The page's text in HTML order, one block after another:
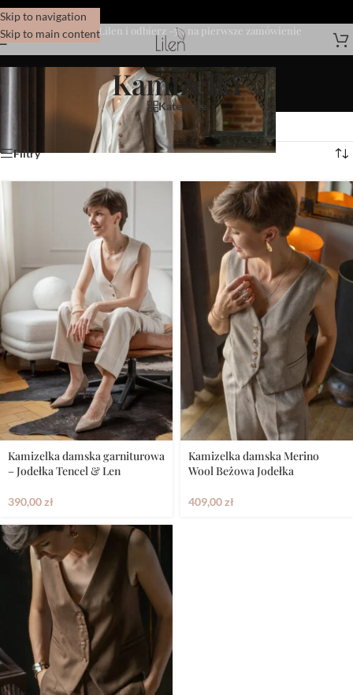
Skip to navigation
Skip to main contentDołącz do Lilen i odbierz -5% na pierwsze zamówienie
Kamizelki
Kategorie
Wyświetlanie wszystkich wyników: 3
Filtry
Kamizelka damska garniturowa
– Jodełka Tencel & Len
390,00zł
Kamizelka damska Merino
Wool Beżowa Jodełka
409,00zł